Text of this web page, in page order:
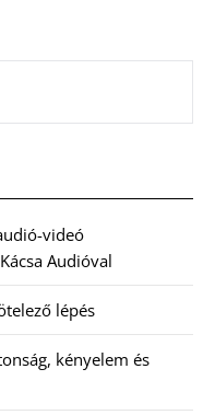
videó
Audióval
lépés
kényelem és